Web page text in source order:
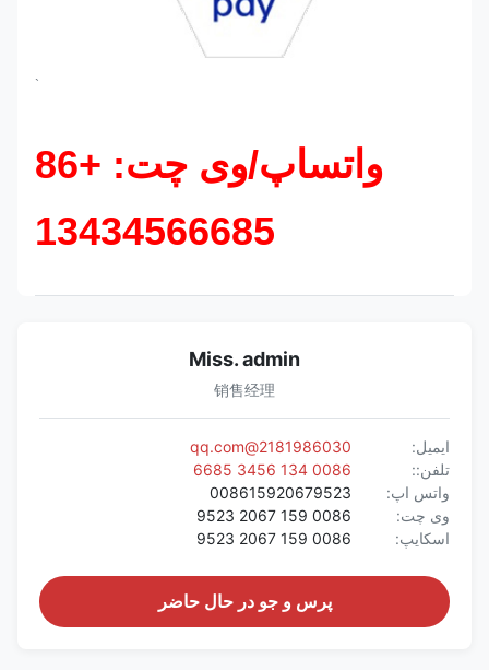
`
واتساپ/وی چت: +86
13434566685
Miss. admin
销售经理
ایمیل:
2181986030@qq.com
تلفن::
0086 134 3456 6685
واتس اپ:
008615920679523
وی چت:
0086 159 2067 9523
اسکایپ:
0086 159 2067 9523
پرس و جو در حال حاضر